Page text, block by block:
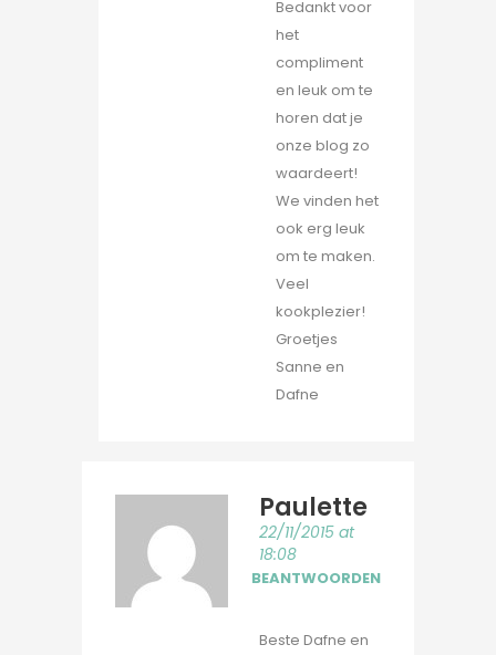
Bedankt voor
het
compliment
en leuk om te
horen dat je
onze blog zo
waardeert!
We vinden het
ook erg leuk
om te maken.
Veel
kookplezier!
Groetjes
Sanne en
Dafne
Paulette
22/11/2015 at
18:08
BEANTWOORDEN
Beste Dafne en